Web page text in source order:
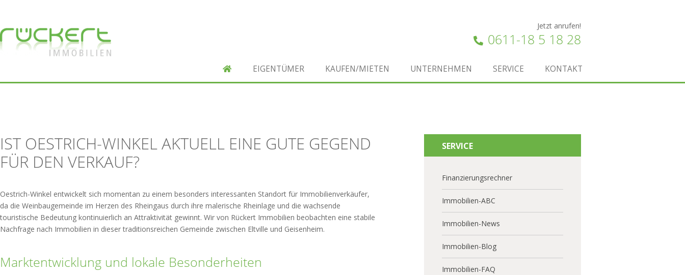
Jetzt anrufen!
0611-18 5 18 28
EIGENTÜMER KAUFEN/MIETEN UNTERNEHMEN SERVICE KONTAKT
IST OESTRICH-WINKEL AKTUELL EINE GUTE GEGEND
FÜR DEN VERKAUF?
Oestrich-Winkel entwickelt sich momentan zu einem besonders interessanten Standort für Immobilienverkäufer,
da die Weinbaugemeinde im Herzen des Rheingaus durch ihre malerische Rheinlage und die wachsende
touristische Bedeutung kontinuierlich an Attraktivität gewinnt. Wir von Rückert Immobilien beobachten eine stabile
Nachfrage nach Immobilien in dieser traditionsreichen Gemeinde zwischen Eltville und Geisenheim.
Marktentwicklung und lokale Besonderheiten
SERVICE
Finanzierungsrechner
Immobilien-ABC
Immobilien-News
Immobilien-Blog
Immobilien-FAQ